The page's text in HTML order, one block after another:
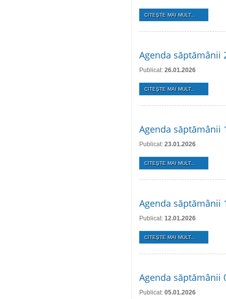
CITEŞTE MAI MULT...
Agenda săptămânii
Publicat: 26.01.2026
CITEŞTE MAI MULT...
Agenda săptămânii
Publicat: 23.01.2026
CITEŞTE MAI MULT...
Agenda săptămânii
Publicat: 12.01.2026
CITEŞTE MAI MULT...
Agenda săptămânii
Publicat: 05.01.2026